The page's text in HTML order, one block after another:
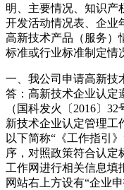
明、主要情况、知识产
开发活动情况表、企业
高新技术产品（服务）
标准或行业标准制定情
一、我公司申请高新技
答：高新技术企业认定
（国科发火〔2016〕
新技术企业认定管理工
以下简称“《工作指引
序，对照政策符合认定
工作网进行相关信息填
网站右上方设有“企业